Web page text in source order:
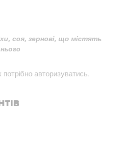
соя, зернові, що містять
авторизуватись.